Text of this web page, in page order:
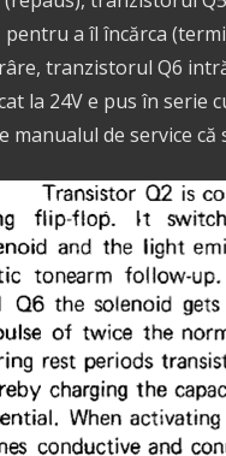
pentru a îl încărca
tranzistorul Q6
la 24V e pus în serie
manualul de service că